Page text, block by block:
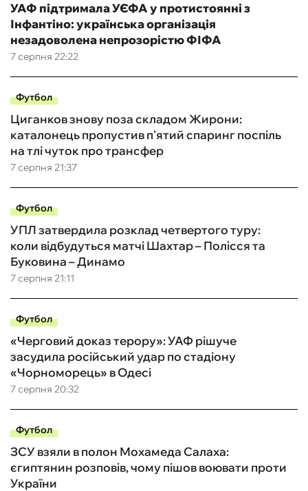
7 серпня 22:22
УАФ підтримала УЄФА у протистоянні з
Інфантіно: українська організація
незадоволена непрозорістю ФІФА
Футбол
7 серпня 21:37
Циганков знову поза складом Жирони:
каталонець пропустив п'ятий спаринг поспіль
на тлі чуток про трансфер
Футбол
7 серпня 21:11
УПЛ затвердила розклад четвертого туру:
коли відбудуться матчі Шахтар – Полісся та
Буковина – Динамо
Футбол
7 серпня 20:32
«Черговий доказ терору»: УАФ рішуче
засудила російський удар по стадіону
«Чорноморець» в Одесі
Футбол
ЗСУ взяли в полон Мохамеда Салаха:
єгиптянин розповів, чому пішов воювати проти
України